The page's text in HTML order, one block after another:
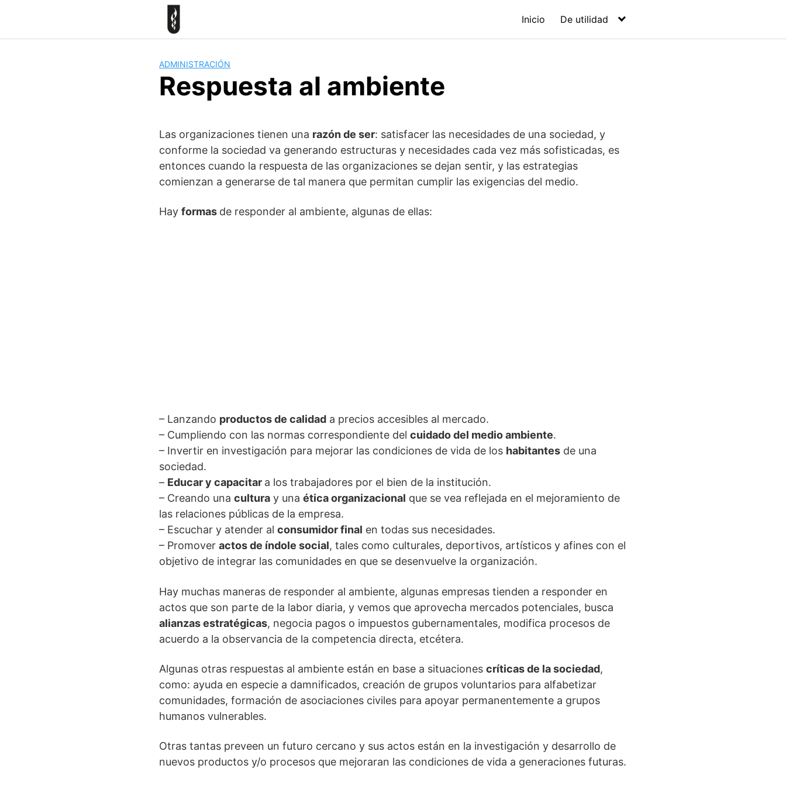
Inicio De utilidad
ADMINISTRACIÓN
Respuesta al ambiente
Las organizaciones tienen una razón de ser: satisfacer las necesidades de una sociedad, y
conforme la sociedad va generando estructuras y necesidades cada vez más sofisticadas, es
entonces cuando la respuesta de las organizaciones se dejan sentir, y las estrategias
comienzan a generarse de tal manera que permitan cumplir las exigencias del medio.
Hay formas de responder al ambiente, algunas de ellas:
– Lanzando productos de calidad a precios accesibles al mercado.
– Cumpliendo con las normas correspondiente del cuidado del medio ambiente.
– Invertir en investigación para mejorar las condiciones de vida de los habitantes de una
sociedad.
– Educar y capacitar a los trabajadores por el bien de la institución.
– Creando una cultura y una ética organizacional que se vea reflejada en el mejoramiento de
las relaciones públicas de la empresa.
– Escuchar y atender al consumidor final en todas sus necesidades.
– Promover actos de índole social, tales como culturales, deportivos, artísticos y afines con el
objetivo de integrar las comunidades en que se desenvuelve la organización.
Hay muchas maneras de responder al ambiente, algunas empresas tienden a responder en
actos que son parte de la labor diaria, y vemos que aprovecha mercados potenciales, busca
alianzas estratégicas, negocia pagos o impuestos gubernamentales, modifica procesos de
acuerdo a la observancia de la competencia directa, etcétera.
Algunas otras respuestas al ambiente están en base a situaciones críticas de la sociedad,
como: ayuda en especie a damnificados, creación de grupos voluntarios para alfabetizar
comunidades, formación de asociaciones civiles para apoyar permanentemente a grupos
humanos vulnerables.
Otras tantas preveen un futuro cercano y sus actos están en la investigación y desarrollo de
nuevos productos y/o procesos que mejoraran las condiciones de vida a generaciones futuras.